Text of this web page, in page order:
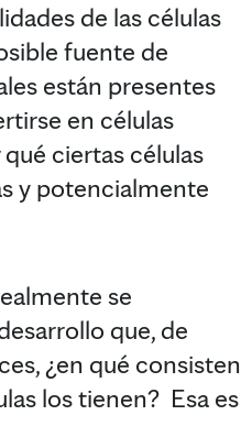
de las células
fuente de
están presentes
en células
ciertas células
y potencialmente
se
que, de
¿en qué consisten
los tienen? Esa es